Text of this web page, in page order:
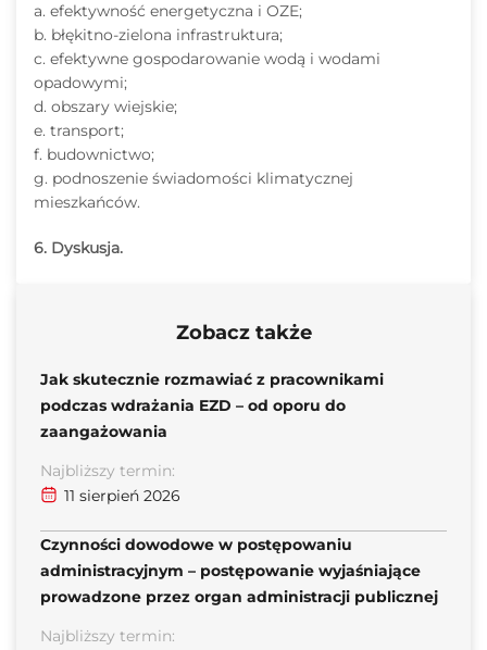
a. efektywność energetyczna i OZE;
b. błękitno-zielona infrastruktura;
c. efektywne gospodarowanie wodą i wodami
opadowymi;
d. obszary wiejskie;
e. transport;
f. budownictwo;
g. podnoszenie świadomości klimatycznej
mieszkańców.
6. Dyskusja.
Zobacz także
Jak skutecznie rozmawiać z pracownikami
podczas wdrażania EZD – od oporu do
zaangażowania
Najbliższy termin:
11 sierpień 2026
Czynności dowodowe w postępowaniu
administracyjnym – postępowanie wyjaśniające
prowadzone przez organ administracji publicznej
Najbliższy termin: